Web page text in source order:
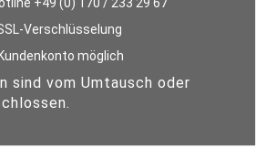
+49 (0) 170 / 233 29 67
Verschlüsselung
möglich
sind vom Umtausch oder